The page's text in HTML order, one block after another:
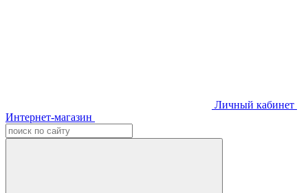
Личный кабинет
Интернет-магазин